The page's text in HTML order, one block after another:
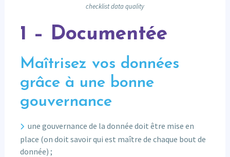
checklist data quality
1 – Documentée
Maîtrisez vos données
grâce à une bonne
gouvernance
une gouvernance de la donnée doit être mise en
place (on doit savoir qui est maître de chaque bout de
donnée) ;